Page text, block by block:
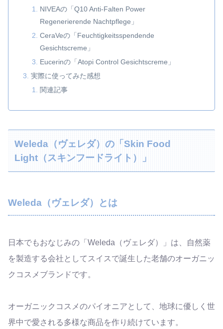
NIVEAの「Q10 Anti-Falten Power
Regenerierende Nachtpflege」
CeraVeの「Feuchtigkeitsspendende
Gesichtscreme」
Eucerinの「Atopi Control Gesichtscreme」
実際に使ってみた感想
関連記事
Weleda（ヴェレダ）の「Skin Food
Light（スキンフードライト）」
Weleda（ヴェレダ）とは
日本でもおなじみの「Weleda（ヴェレダ）」は、自然薬
を製造する会社としてスイスで誕生した老舗のオーガニッ
クコスメブランドです。
オーガニックコスメのパイオニアとして、地球に優しく世
界中で愛される多様な商品を作り続けています。